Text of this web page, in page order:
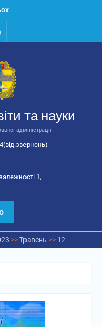
та науки
адміністрації
1,
>>Травень >> 12